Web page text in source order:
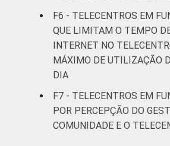
F6 - TELECENTROS EM
QUE LIMITAM O TEMPO
INTERNET NO
MÁXIMO DE UTILIZAÇÃO
DIA
F7 - TELECENTROS EM
POR PERCEPÇÃO DO
COMUNIDADE E O